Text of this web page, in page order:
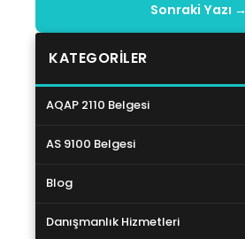
Sonraki Yazı →
KATEGORILER
AQAP 2110 Belgesi
AS 9100 Belgesi
Blog
Danışmanlık Hizmetleri